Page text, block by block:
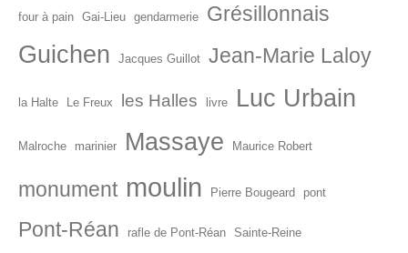
four à pain Gai-Lieu gendarmerie Grésillonnais
Guichen Jacques Guillot Jean-Marie Laloy
la Halte Le Freux les Halles livre Luc Urbain
Malroche marinier Massaye Maurice Robert
monument moulin Pierre Bougeard pont
Pont-Réan rafle de Pont-Réan Sainte-Reine